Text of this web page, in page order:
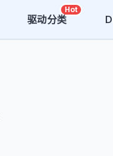
驱动分类
Hot